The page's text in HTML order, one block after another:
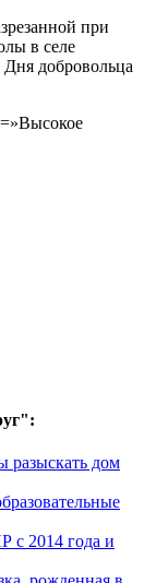
при
в селе
добровольца
разыскать дом
с 2014 года и